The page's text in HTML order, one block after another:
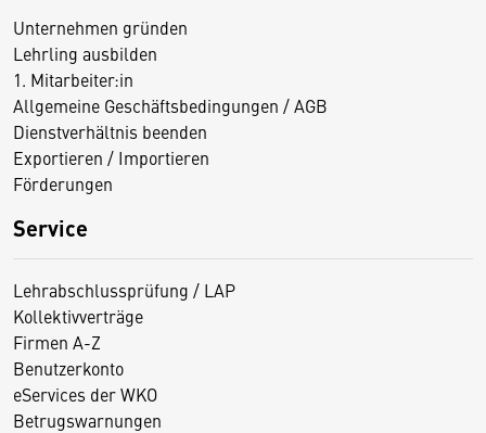
Unternehmen gründen
Lehrling ausbilden
1. Mitarbeiter:in
Allgemeine Geschäftsbedingungen / AGB
Dienstverhältnis beenden
Exportieren / Importieren
Förderungen
Service
Lehrabschlussprüfung / LAP
Kollektivverträge
Firmen A-Z
Benutzerkonto
eServices der WKO
Betrugswarnungen